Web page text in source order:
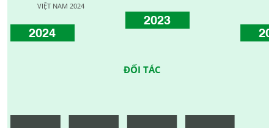
VIỆT NAM 2024
2024
2023
ĐỐI TÁC